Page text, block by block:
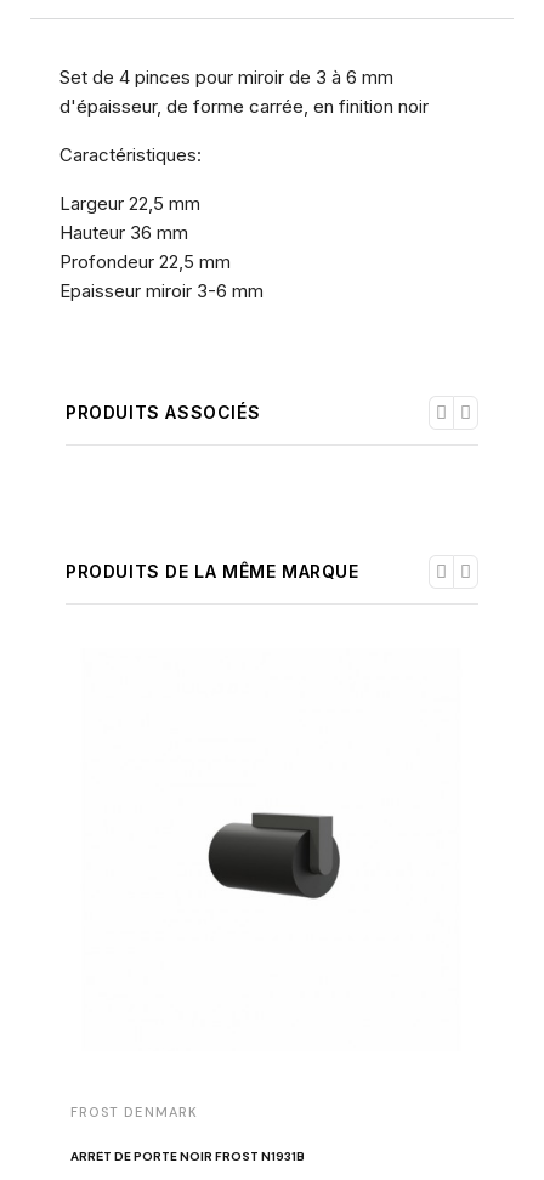
Set de 4 pinces pour miroir de 3 à 6 mm
d'épaisseur, de forme carrée, en finition noir
Caractéristiques:
Largeur 22,5 mm
Hauteur 36 mm
Profondeur 22,5 mm
Epaisseur miroir 3-6 mm
PRODUITS ASSOCIÉS
PRODUITS DE LA MÊME MARQUE
FROST DENMARK
ARRÊT DE PORTE NOIR FROST N1931B